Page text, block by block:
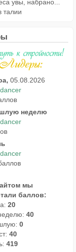
увы, набрано...
талии
05.08.2026
неделю
мы
баллов:
20
40
0
40
419